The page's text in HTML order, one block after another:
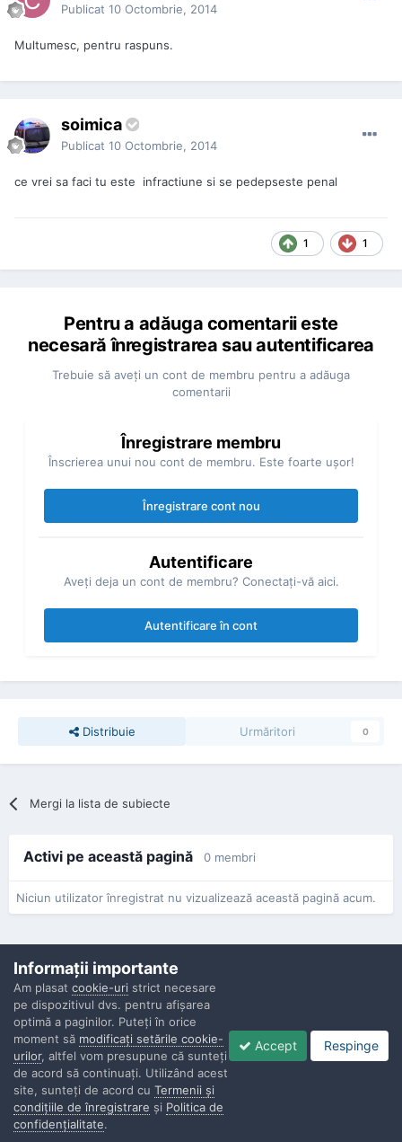
Publicat 10 Octombrie, 2014
Multumesc, pentru raspuns.
soimica
Publicat 10 Octombrie, 2014
ce vrei sa faci tu este infractiune si se pedepseste penal
1 1
Pentru a adăuga comentarii este
necesară înregistrarea sau autentificarea
Trebuie să aveţi un cont de membru pentru a adăuga
comentarii
Înregistrare membru
Înscrierea unui nou cont de membru. Este foarte uşor!
Înregistrare cont nou
Autentificare
Aveţi deja un cont de membru? Conectaţi-vă aici.
Autentificare în cont
Distribuie Urmăritori 0
Mergi la lista de subiecte
Activi pe această pagină 0 membri
Niciun utilizator înregistrat nu vizualizează această pagină acum.
Confidenţialitate Contactaţi-ne
Copyright © Politisti.ro, 2010 - 2026
Powered by Invision Community
Informaţii importante
Am plasat cookie-uri strict necesare
pe dispozitivul dvs. pentru afişarea
optimă a paginilor. Puteţi în orice
moment să modificaţi setările cookie-
urilor, altfel vom presupune că sunteţi
de acord să continuaţi. Utilizând acest
site, sunteţi de acord cu Termenii şi
condiţiile de înregistrare şi Politica de
confidenţialitate.
Accept Respinge